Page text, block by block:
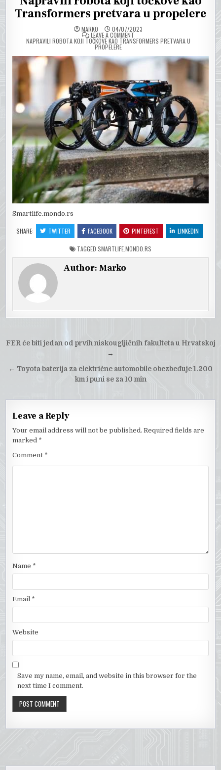
Transformers pretvara u propelere
MARKO 04/07/2023
LEAVE A COMMENTON
NAPRAVILI ROBOTA KOJI TOČKOVE KAO TRANSFORMERS PRETVARA U
PROPELERE
Smartlife.mondo.rs
SHARE: TWITTER FACEBOOK PINTEREST LINKEDIN
TAGGED SMARTLIFE.MONDO.RS
Author:Marko
Post
FER će biti jedan od prvih niskougljičnih fakulteta u Hrvatskoj
→
← Toyota baterija za električne automobile obezbeđuje 1.200
km i puni se za 10 min
Leave a Reply
Your email address will not be published. Required fields are
marked *
Comment *
Name *
Email *
Website
Save my name, email, and website in this browser for the
next time I comment.